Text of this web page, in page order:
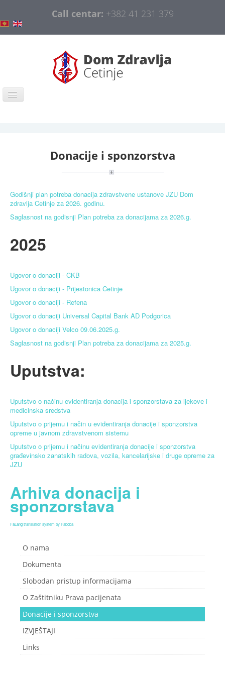
Call centar: +382 41 231 379
General information
Information and Education
Public procurement
Contact
Tenders
ISO 9001:2016
Donacije i sponzorstva
Godišnji plan potreba donacija zdravstvene ustanove JZU Dom
zdravlja Cetinje za 2026. godinu.
Saglasnost na godisnji Plan potreba za donacijama za 2026.g.
2025
Ugovor o donaciji - CKB
Ugovor o donaciji - Prijestonica Cetinje
Ugovor o donaciji - Refena
Ugovor o donaciji Universal Capital Bank AD Podgorica
Ugovor o donaciji Velco 09.06.2025.g.
Saglasnost na godisnji Plan potreba za donacijama za 2025.g.
Uputstva:
Uputstvo o načinu evidentiranja donacija i sponzorstava za ljekove i
medicinska sredstva
Uputstvo o prijemu i način u evidentiranja donacije i sponzorstva
opreme u javnom zdravstvenom sistemu
Uputstvo o prijemu i načinu evidentiranja donacije i sponzorstva
građevinsko zanatskih radova, vozila, kancelarijske i druge opreme za
JZU
Arhiva donacija i
sponzorstava
FaLang translation system by Faboba
O nama
Dokumenta
Slobodan pristup informacijama
O Zaštitniku Prava pacijenata
Donacije i sponzorstva
IZVJEŠTAJI
Links